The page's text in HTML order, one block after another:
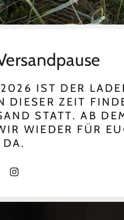
in:
IN THE LONG GRASS LITLG
,50
IST DER
DIESER ZEIT
STATT. AB
WIEDER FÜR
DA.
Instagram